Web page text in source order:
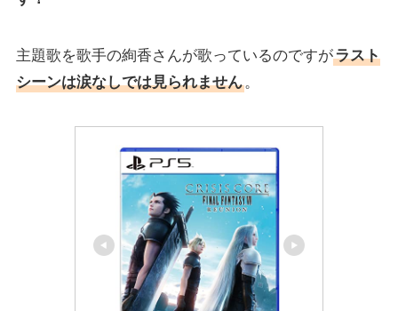
主題歌を歌手の絢香さんが歌っているのですがラスト
シーンは涙なしでは見られません。